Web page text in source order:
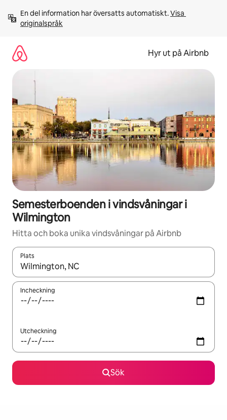
innehåll
En del information har översatts automatiskt. Visa
originalspråk
Hyr ut på Airbnb
Semesterboenden i vindsvåningar i
Wilmington
Hitta och boka unika vindsvåningar på Airbnb
Plats
När resultaten är tillgängliga kan du navigera med upp- och
Incheckning
Utcheckning
Sök